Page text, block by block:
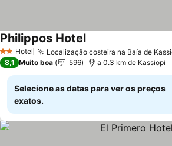
2 Estrelas
Hotel Localização costeira na Baía de
Philippos Hotel
8,1 Muito boa 596 a 0.3 km de Kassiopi
Selecione as datas para ver os preços
exatos.